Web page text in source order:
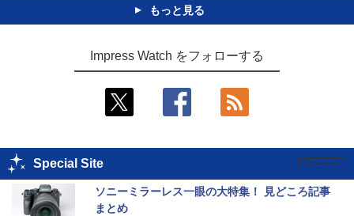
もっと見る
Impress Watch をフォローする
Special Site
ソニーミラーレス一眼の大特集！ 見どころ記事
まとめ